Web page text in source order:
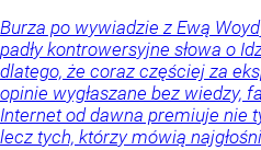
Burza po wywiadzie z Ewą
padły kontrowersyjne słowa o
dlatego, że coraz częściej za
opinie wygłaszane bez wiedzy,
Internet od dawna premiuje nie
lecz tych, którzy mówią